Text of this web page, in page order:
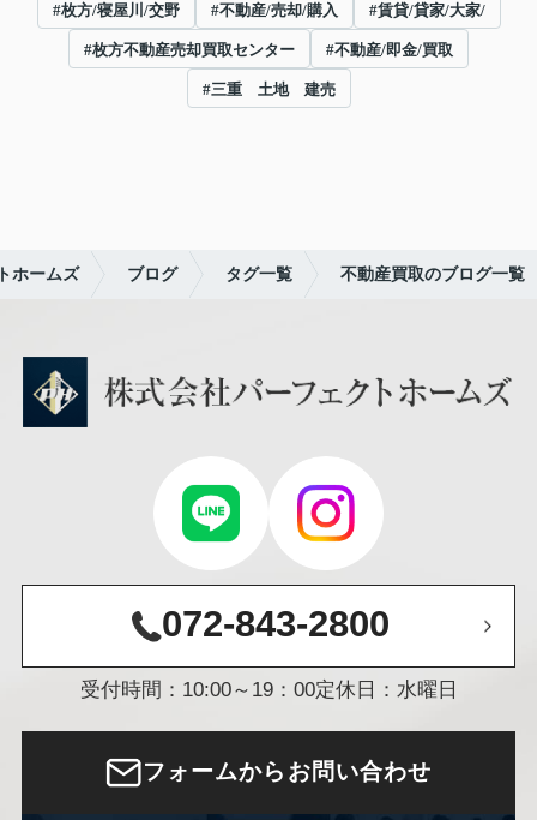
#枚方/寝屋川/交野 #不動産/売却/購入 #賃貸/貸家/大家/
#枚方不動産売却買取センター #不動産/即金/買取
#三重 土地 建売
ホームズ ブログ タグ一覧 不動産買取のブログ一覧
072-843-2800
受付時間：10:00～19：00定休日：水曜日
フォームからお問い合わせ